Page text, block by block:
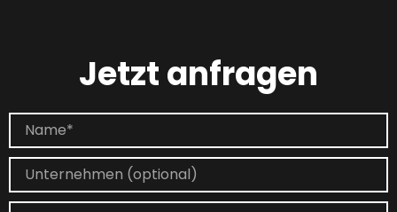
Jetzt anfragen